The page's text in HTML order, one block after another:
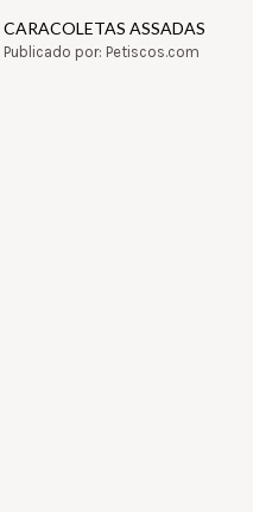
CARACOLETAS ASSADAS
Publicado por: Petiscos.com